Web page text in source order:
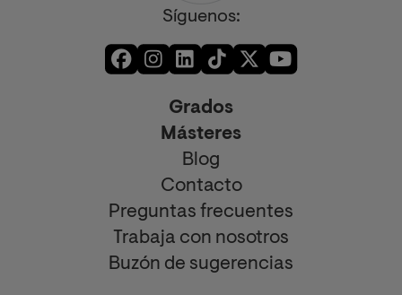
Síguenos:
Grados
Másteres
Blog
Contacto
Preguntas frecuentes
Trabaja con nosotros
Buzón de sugerencias